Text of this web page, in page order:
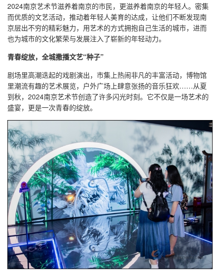
2024南京艺术节滋养着南京的市民，更滋养着南京的年轻人。密集
而优质的文艺活动，推动着年轻人美育的达成，让他们不断发现南
京层出不穷的精彩魅力，用艺术的方式拥抱自己生活的城市，进而
也为城市的文化繁荣与发展注入了崭新的年轻动力。
青春绽放，全城撒播文艺“种子”
剧场里高潮迭起的戏剧演出，市集上热闹非凡的丰富活动，博物馆
里潮流有趣的艺术展览，户外广场上肆意张扬的音乐狂欢……从夏
到秋，2024南京艺术节创造了许多闪光时刻。它不仅是一场艺术的
盛宴，更是一次青春的绽放。